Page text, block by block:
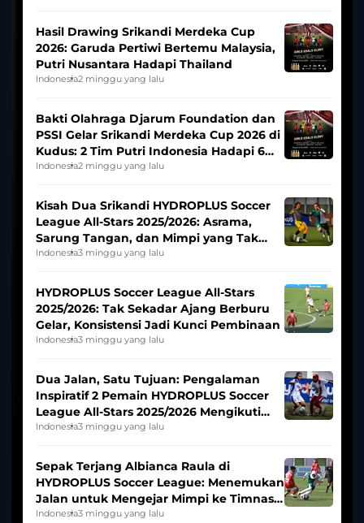
Hasil Drawing Srikandi Merdeka Cup
2026: Garuda Pertiwi Bertemu Malaysia,
Putri Nusantara Hadapi Thailand
Indonesia2 minggu yang lalu
Bakti Olahraga Djarum Foundation dan
PSSI Gelar Srikandi Merdeka Cup 2026 di
Kudus: 2 Tim Putri Indonesia Hadapi 6
Tim Asia
Indonesia2 minggu yang lalu
Kisah Dua Srikandi HYDROPLUS Soccer
League All-Stars 2025/2026: Asrama,
Sarung Tangan, dan Mimpi yang Tak
Pernah Padam
Indonesia3 minggu yang lalu
HYDROPLUS Soccer League All-Stars
2025/2026: Tak Sekadar Ajang Berburu
Gelar, Konsistensi Jadi Kunci Pembinaan
Indonesia3 minggu yang lalu
Dua Jalan, Satu Tujuan: Pengalaman
Inspiratif 2 Pemain HYDROPLUS Soccer
League All-Stars 2025/2026 Mengikuti
Seleksi Timnas Indonesia Putri
Indonesia3 minggu yang lalu
Sepak Terjang Albianca Raula di
HYDROPLUS Soccer League: Menemukan
Jalan untuk Mengejar Mimpi ke Timnas
Indonesia Putri
Indonesia3 minggu yang lalu